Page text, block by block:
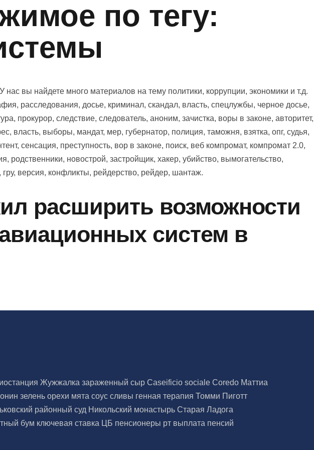
по тегу:
вы найдете много материалов на тему политики, коррупции, экономики и т.д.
расследования, досье, криминал, скандал, власть, спецлужбы, черное досье,
прокурор, следствие, следователь, аноним, зачистка, воры в законе, авторитет,
власть, выборы, мандат, мер, губернатор, полиция, таможня, взятка, опг, судья,
сенсация, преступность, вор в законе, поиск, веб компромат, компромат 2.0,
родственники, новострой, застройщик, хакер, убийство, вымогательство,
версия, конфликты, рейдерство, рейдер, шантаж.
расширить возможности
систем в
Жужжалказараженный сырCaseificio sociale Coredo Маттиа
зеленьорехи мятасоуссливы генная терапияТомми Пиготт
районный суд Никольский монастырьСтарая Ладога
бум ключевая ставка ЦБ пенсионеры рт выплата пенсий